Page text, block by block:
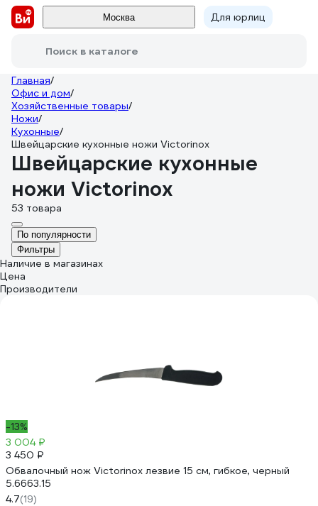
Москва Для юрлиц
Поиск в каталоге
Главная/
Офис и дом/
Хозяйственные товары/
Ножи/
Кухонные/
Швейцарские кухонные ножи Victorinox
Швейцарские кухонные
ножи Victorinox
53 товара
По популярности
Фильтры
Наличие в магазинах
Цена
Производители
-13%
3 004 ₽
3 450 ₽
Обвалочный нож Victorinox лезвие 15 см, гибкое, черный
5.6663.15
4.7(19)